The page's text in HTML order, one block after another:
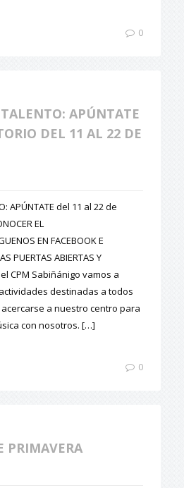
0
APÚNTATE
DEL 11 AL 22 DE
APÚNTATE del 11 al 22 de
EL
EN FACEBOOK E
PUERTAS ABIERTAS Y
el CPM Sabiñánigo vamos a
destinadas a todos
a nuestro centro para
con nosotros. […]
0
PRIMAVERA